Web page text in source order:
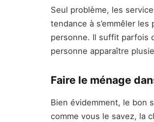
Seul problème, les
tendance à s’emmêler
personne. Il suffit parfois
personne apparaître
Faire le ménage
Bien évidemment, le bon
comme vous le savez, la